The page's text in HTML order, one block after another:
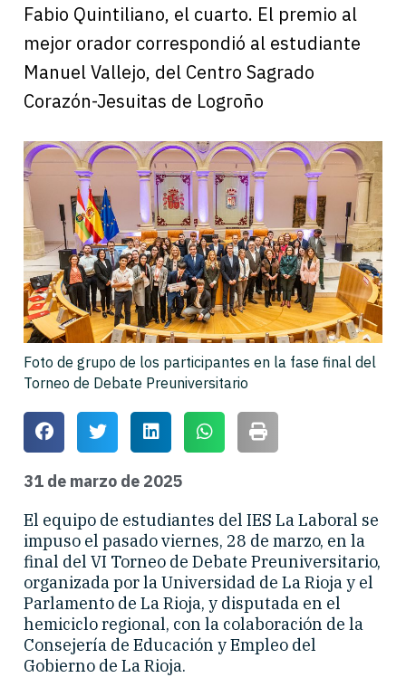
Fabio Quintiliano, el cuarto. El premio al
mejor orador correspondió al estudiante
Manuel Vallejo, del Centro Sagrado
Corazón-Jesuitas de Logroño
Foto de grupo de los participantes en la fase final del
Torneo de Debate Preuniversitario
31 de marzo de 2025
El equipo de estudiantes del IES La Laboral se
impuso el pasado viernes, 28 de marzo, en la
final del VI Torneo de Debate Preuniversitario,
organizada por la Universidad de La Rioja y el
Parlamento de La Rioja, y disputada en el
hemiciclo regional, con la colaboración de la
Consejería de Educación y Empleo del
Gobierno de La Rioja.